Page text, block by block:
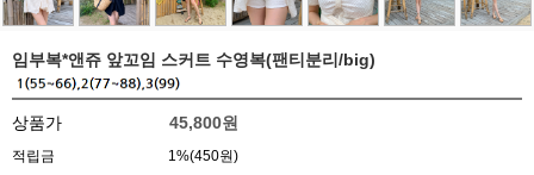
임부복*앤쥬 앞꼬임 스커트 수영복(팬티분리/big)
상품가 45,800원
적립금 1%(450원)